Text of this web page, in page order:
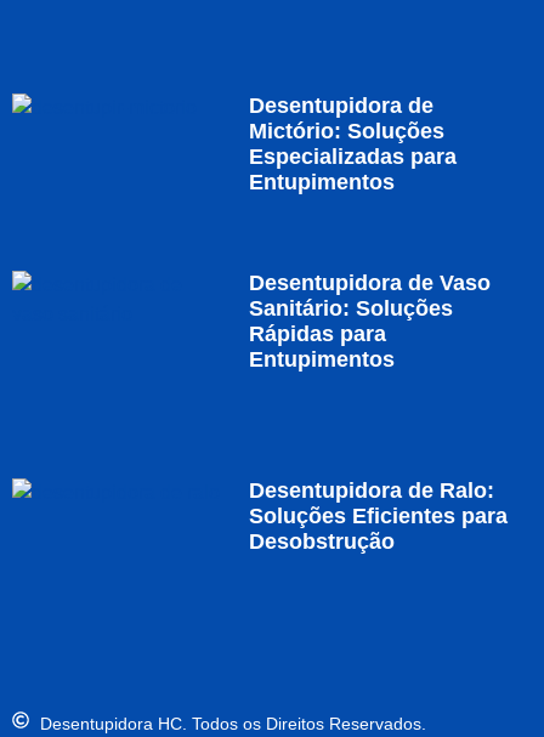
Desentupidora de
Mictório: Soluções
Especializadas para
Entupimentos
Desentupidora de Vaso
Sanitário: Soluções
Rápidas para
Entupimentos
Desentupidora de Ralo:
Soluções Eficientes para
Desobstrução
Desentupidora HC. Todos os Direitos Reservados.